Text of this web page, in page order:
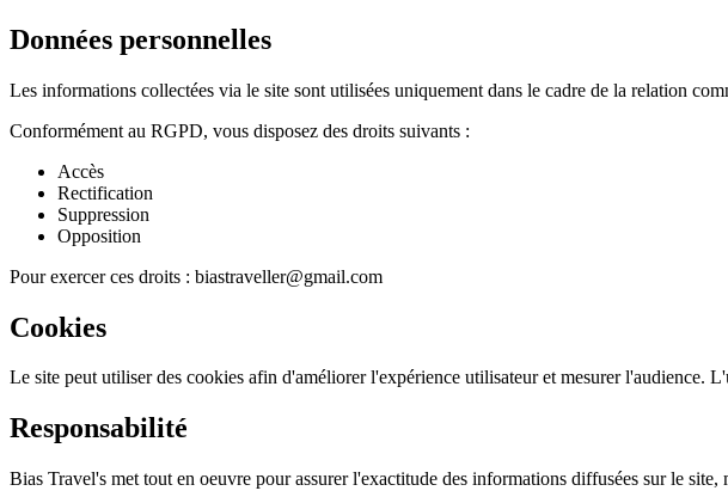
Données personnelles
Les informations collectées via le site sont utilisées uniquement dans le cadre de la relation
Conformément au RGPD, vous disposez des droits suivants :
Accès
Rectification
Suppression
Opposition
Pour exercer ces droits : biastraveller@gmail.com
Cookies
Le site peut utiliser des cookies afin d'améliorer l'expérience utilisateur et mesurer l'audience.
Responsabilité
Bias Travel's met tout en oeuvre pour assurer l'exactitude des informations diffusées sur le